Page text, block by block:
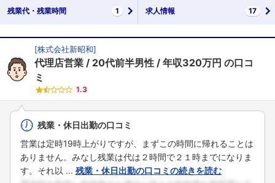
残業代・ 残業時間 1 求人情報 17
[株式会社新昭和]
代理店営業 20代前半男性 年収320万円 の口コ
ミ
1.3
残業・休日出勤の口コミ
営業は定時19時上がりですが、まずこの時間に帰れることは
ありません。みなし残業は代は２時間で２１時までになりま
す。それ以 ... 残業・休日出勤の口コミの続きを読む